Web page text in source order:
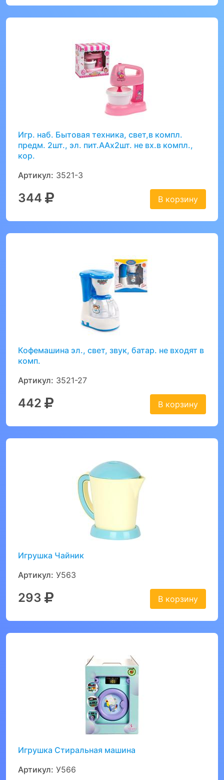
Игр. наб. Бытовая техника, свет,в компл.
предм. 2шт., эл. пит.ААх2шт. не вх.в компл.,
кор.
Артикул: 3521-3
344 В корзину
Кофемашина эл., свет, звук, батар. не входят в
комп.
Артикул: 3521-27
442 В корзину
Игрушка Чайник
Артикул: У563
293 В корзину
Игрушка Стиральная машина
Артикул: У566